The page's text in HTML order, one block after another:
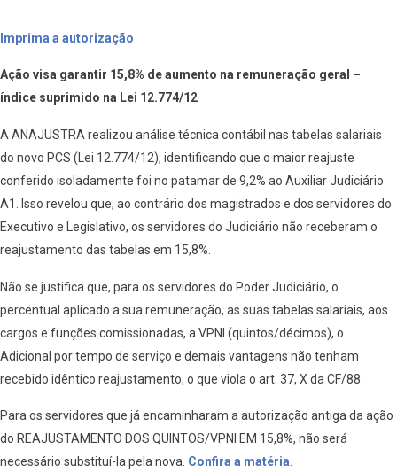
Imprima a autorização
Ação visa garantir 15,8% de aumento na remuneração geral –
índice suprimido na Lei 12.774/12
A ANAJUSTRA realizou análise técnica contábil nas tabelas salariais
do novo PCS (Lei 12.774/12), identificando que o maior reajuste
conferido isoladamente foi no patamar de 9,2% ao Auxiliar Judiciário
A1. Isso revelou que, ao contrário dos magistrados e dos servidores do
Executivo e Legislativo, os servidores do Judiciário não receberam o
reajustamento das tabelas em 15,8%.
Não se justifica que, para os servidores do Poder Judiciário, o
percentual aplicado a sua remuneração, as suas tabelas salariais, aos
cargos e funções comissionadas, a VPNI (quintos/décimos), o
Adicional por tempo de serviço e demais vantagens não tenham
recebido idêntico reajustamento, o que viola o art. 37, X da CF/88.
Para os servidores que já encaminharam a autorização antiga da ação
do REAJUSTAMENTO DOS QUINTOS/VPNI EM 15,8%, não será
necessário substituí-la pela nova. Confira a matéria